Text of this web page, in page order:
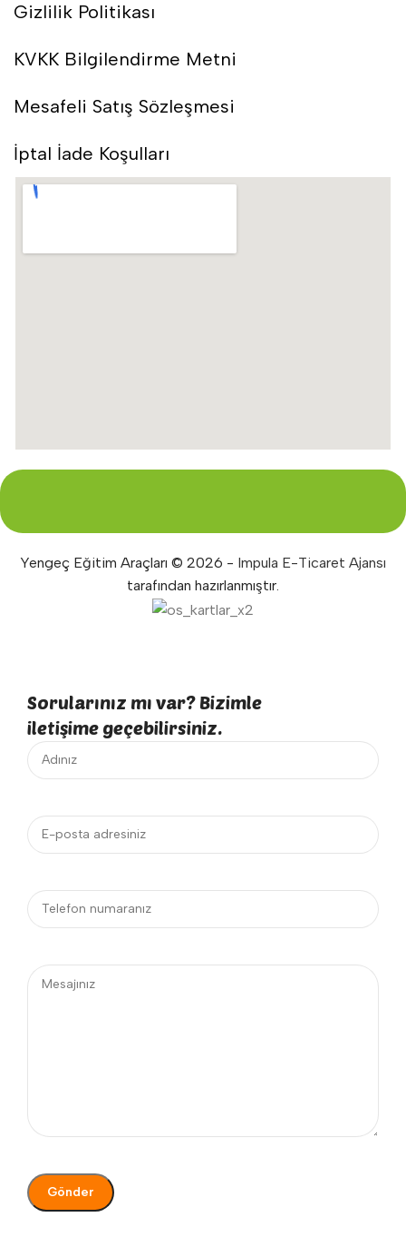
Gizlilik Politikası
KVKK Bilgilendirme Metni
Mesafeli Satış Sözleşmesi
İptal İade Koşulları
Yengeç Eğitim Araçları © 2026 - Impula E-Ticaret Ajansı
tarafından hazırlanmıştır.
Sorularınız mı var? Bizimle
iletişime geçebilirsiniz.